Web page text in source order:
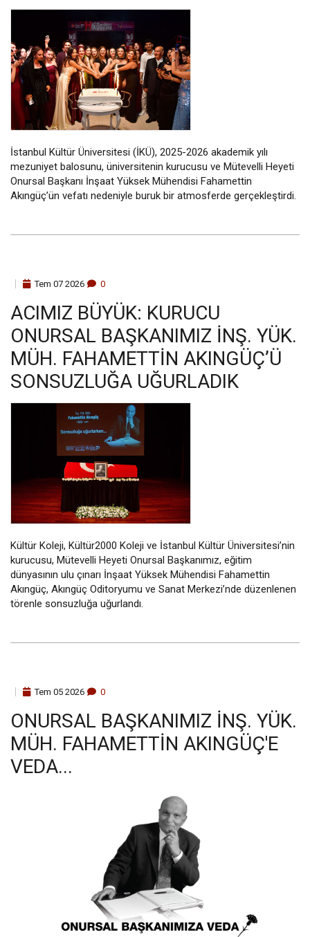
İstanbul Kültür Üniversitesi (İKÜ), 2025-2026 akademik yılı
mezuniyet balosunu, üniversitenin kurucusu ve Mütevelli Heyeti
Onursal Başkanı İnşaat Yüksek Mühendisi Fahamettin
Akıngüç’ün vefatı nedeniyle buruk bir atmosferde gerçekleştirdi.
Tem 07 2026 0
ACIMIZ BÜYÜK: KURUCU
ONURSAL BAŞKANIMIZ İNŞ. YÜK.
MÜH. FAHAMETTIN AKINGÜÇ’Ü
SONSUZLUĞA UĞURLADIK
Kültür Koleji, Kültür2000 Koleji ve İstanbul Kültür Üniversitesi’nin
kurucusu, Mütevelli Heyeti Onursal Başkanımız, eğitim
dünyasının ulu çınarı İnşaat Yüksek Mühendisi Fahamettin
Akıngüç, Akıngüç Oditoryumu ve Sanat Merkezi’nde düzenlenen
törenle sonsuzluğa uğurlandı.
Tem 05 2026 0
ONURSAL BAŞKANIMIZ İNŞ. YÜK.
MÜH. FAHAMETTIN AKINGÜÇ'E
VEDA...